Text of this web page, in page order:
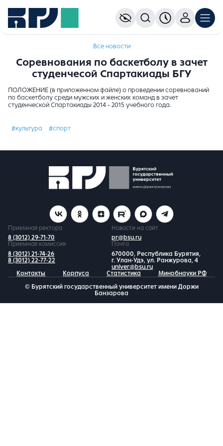
Все новости
Соревнования по баскетболу в зачет
студенчесой Спартакиады БГУ
ПОЛОЖЕНИЕ (в приложенном файле) о проведении соревнований
по баскетболу среди мужских и женских команд в зачет
студенческой Спартакиады 2014 - 2015 учебного года.
#культура #спорт
Приемная ректора
8 (3012) 29-71-70
Новости на сайт
pr@bsu.ru
Приемная комиссия
8 (3012) 21-74-26
8 (3012) 22-77-22
Почта
670000, Республика Бурятия,
г. Улан-Удэ, ул. Ранжурова, 4
univer@bsu.ru
Контакты
Корпуса Статистика Минобнауки РФ
© Бурятский государственный университет имени Доржи
Банзарова